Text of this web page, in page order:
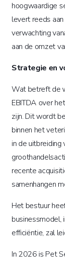
hoogwaardige
levert reeds
verwachting
aan de omzet
Strategie en
Wat betreft de
EBITDA over
zijn. Dit wordt
binnen het
in de
recente
samenhangen
Het bestuur
businessmodel,
efficiëntie, zal
In 2026 is Pet